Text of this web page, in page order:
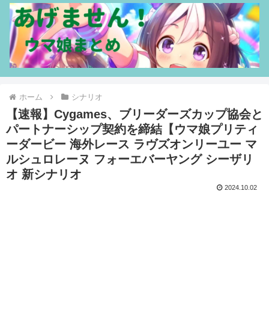
ホーム シナリオ
【速報】Cygames、ブリーダーズカップ協会と
パートナーシップ契約を締結【ウマ娘プリティ
ーダービー 海外レース ラヴズオンリーユー マ
ルシュロレーヌ フォーエバーヤング シーザリ
オ 新シナリオ
2024.10.02